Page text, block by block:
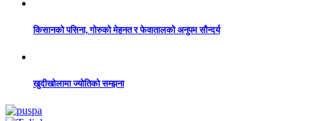
किसानको पसिना, गोरुको मेहनत र फेवातालको अनुपम सौन्दर्य
खुदीखोलामा ज्योतिको सम्झना